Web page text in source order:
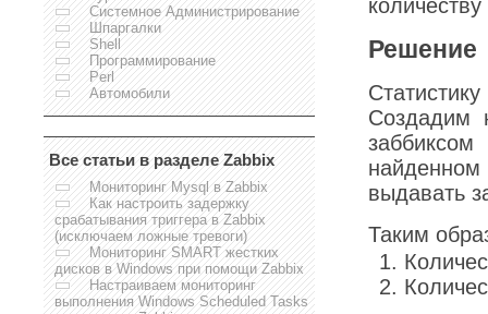
Системное Администрирование
Шпаргалки
Shell
Программирование
Perl
Автомобили
Все статьи в разделе Zabbix
Мониторинг Mysql в Zabbix
Как настроить задержку
срабатывания триггера в Zabbix
(исключаем ложные тревоги)
Мониторинг SMART жестких
дисков в Windows при помощи Zabbix
Настраиваем мониторинг
выполнения Windows Scheduled Tasks
Решение
Создадим
выдавать
Таким